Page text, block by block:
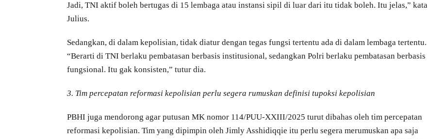
Jadi, TNI aktif boleh bertugas di 15 lembaga atau instansi sipil di luar dari itu tidak boleh. Itu jelas,” kata
Julius.
Sedangkan, di dalam kepolisian, tidak diatur dengan tegas fungsi tertentu ada di dalam lembaga tertentu.
“Berarti di TNI berlaku pembatasan berbasis institusional, sedangkan Polri berlaku pembatasan berbasis
fungsional. Itu gak konsisten,” tutur dia.
3. Tim percepatan reformasi kepolisian perlu segera rumuskan definisi tupoksi kepolisian
PBHI juga mendorong agar putusan MK nomor 114/PUU-XXIII/2025 turut dibahas oleh tim percepatan
reformasi kepolisian. Tim yang dipimpin oleh Jimly Asshidiqqie itu perlu segera merumuskan apa saja